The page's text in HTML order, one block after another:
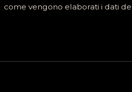
come vengono elaborati i dati